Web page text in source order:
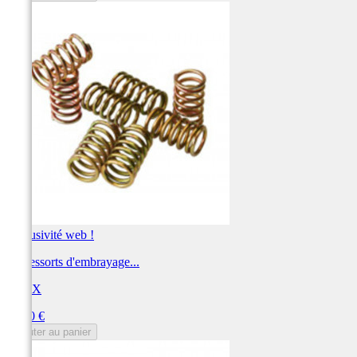
Exclusivité web !
Kit ressorts d'embrayage...
PROX
38,50 €
Ajouter au panier